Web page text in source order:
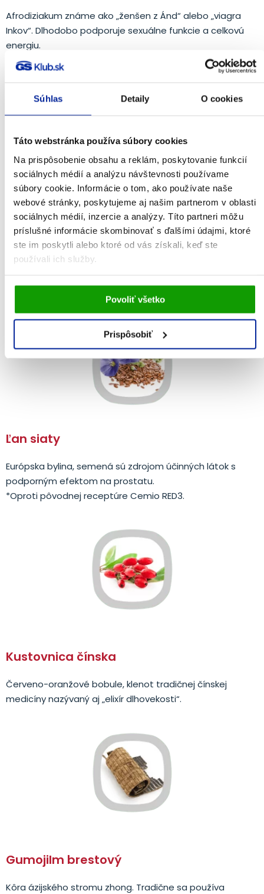
Súhlas Detaily O cookies
Táto webstránka používa súbory cookies
Na prispôsobenie obsahu a reklám, poskytovanie funkcií
sociálnych médií a analýzu návštevnosti používame
súbory cookie. Informácie o tom, ako používate naše
webové stránky, poskytujeme aj našim partnerom v oblasti
sociálnych médií, inzercie a analýzy. Títo partneri môžu
príslušné informácie skombinovať s ďalšími údajmi, ktoré
ste im poskytli alebo ktoré od vás získali, keď ste
používali ich služby.
Vami udelený súhlas bude uchovávaný po dobu jedného
roka. Zmenu nastavení Vami odsúhlasených cookies
môžete upraviť v časti stránkyInformácie o cookies.
Povoliť všetko
Prispôsobiť
Afrodiziakum známe ako „ženšen z Ánd“ alebo „viagra
Inkov“. Dlhodobo podporuje sexuálne funkcie a celkovú
energiu.
Sibírsky ženšen
Podporuje imunitný systém, vďaka čomu sa organizmus
lepšie adaptuje voči vonkajším vplyvom a je odolnejší a
vitálnejší. Účinky sibírskeho ženšenu boli preukázané
Ľan siaty
Európska bylina, semená sú zdrojom účinných látok s
podporným efektom na prostatu.
*Oproti pôvodnej receptúre Cemio RED3.
Kustovnica čínska
Červeno-oranžové bobule, klenot tradičnej čínskej
medicíny nazývaný aj „elixír dlhovekosti“.
Gumojilm brestový
Kôra ázijského stromu zhong. Tradične sa používa